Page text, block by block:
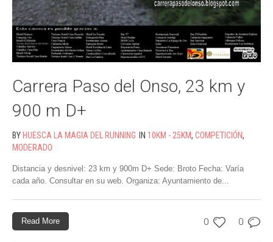
Carrera Paso del Onso, 23 km y
900 m D+
BY HUESCA LA MAGIA DEL RUNNING IN 10KM - 25KM, COMPETICIÓN,
MODERADO
Distancia y desnivel: 23 km y 900m D+ Sede: Broto Fecha: Varía
cada año. Consultar en su web. Organiza: Ayuntamiento de...
0 0
Read More